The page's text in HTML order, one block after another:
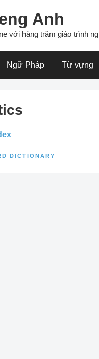
Anh
với hàng trăm giáo trình
Ngữ Pháp Từ vựng
DICTIONARY